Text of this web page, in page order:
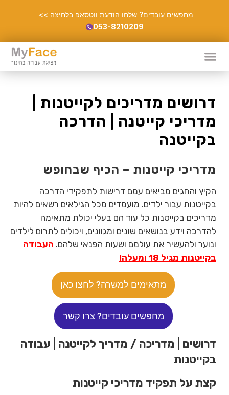
מחפשים עובדים? שלחו הודעת ווטסאפ בלחיצה >>
053-8210209
דרושים מדריכים לקייטנות |
מדריכי קייטנה | הדרכה
בקייטנה
מדריכי קייטנות – הכיף שבחופש
הקיץ והחגים מביאים עמם דרישות לתפקידי הדרכה
בקייטנות עבור ילדים. מועמדים מכל הגילאים רשאים להיות
מדריכים בקייטנות כל עוד הם בעלי יכולת מתאימה
להדרכה וידע בנושאים שונים ומגוונים, ויכולים לתרום לילדים
ונוער ולהעשיר את עולמם ושעות הפנאי שלהם. העבודה
בקייטנות מגיל 18 ומעלה!
מתאימים למשרה? לחצו כאן
מחפשים עובדים? צרו קשר
דרושים | מדריכה / מדריך לקייטנה | עבודה
בקייטנות
קצת על תפקיד מדריכי קייטנות